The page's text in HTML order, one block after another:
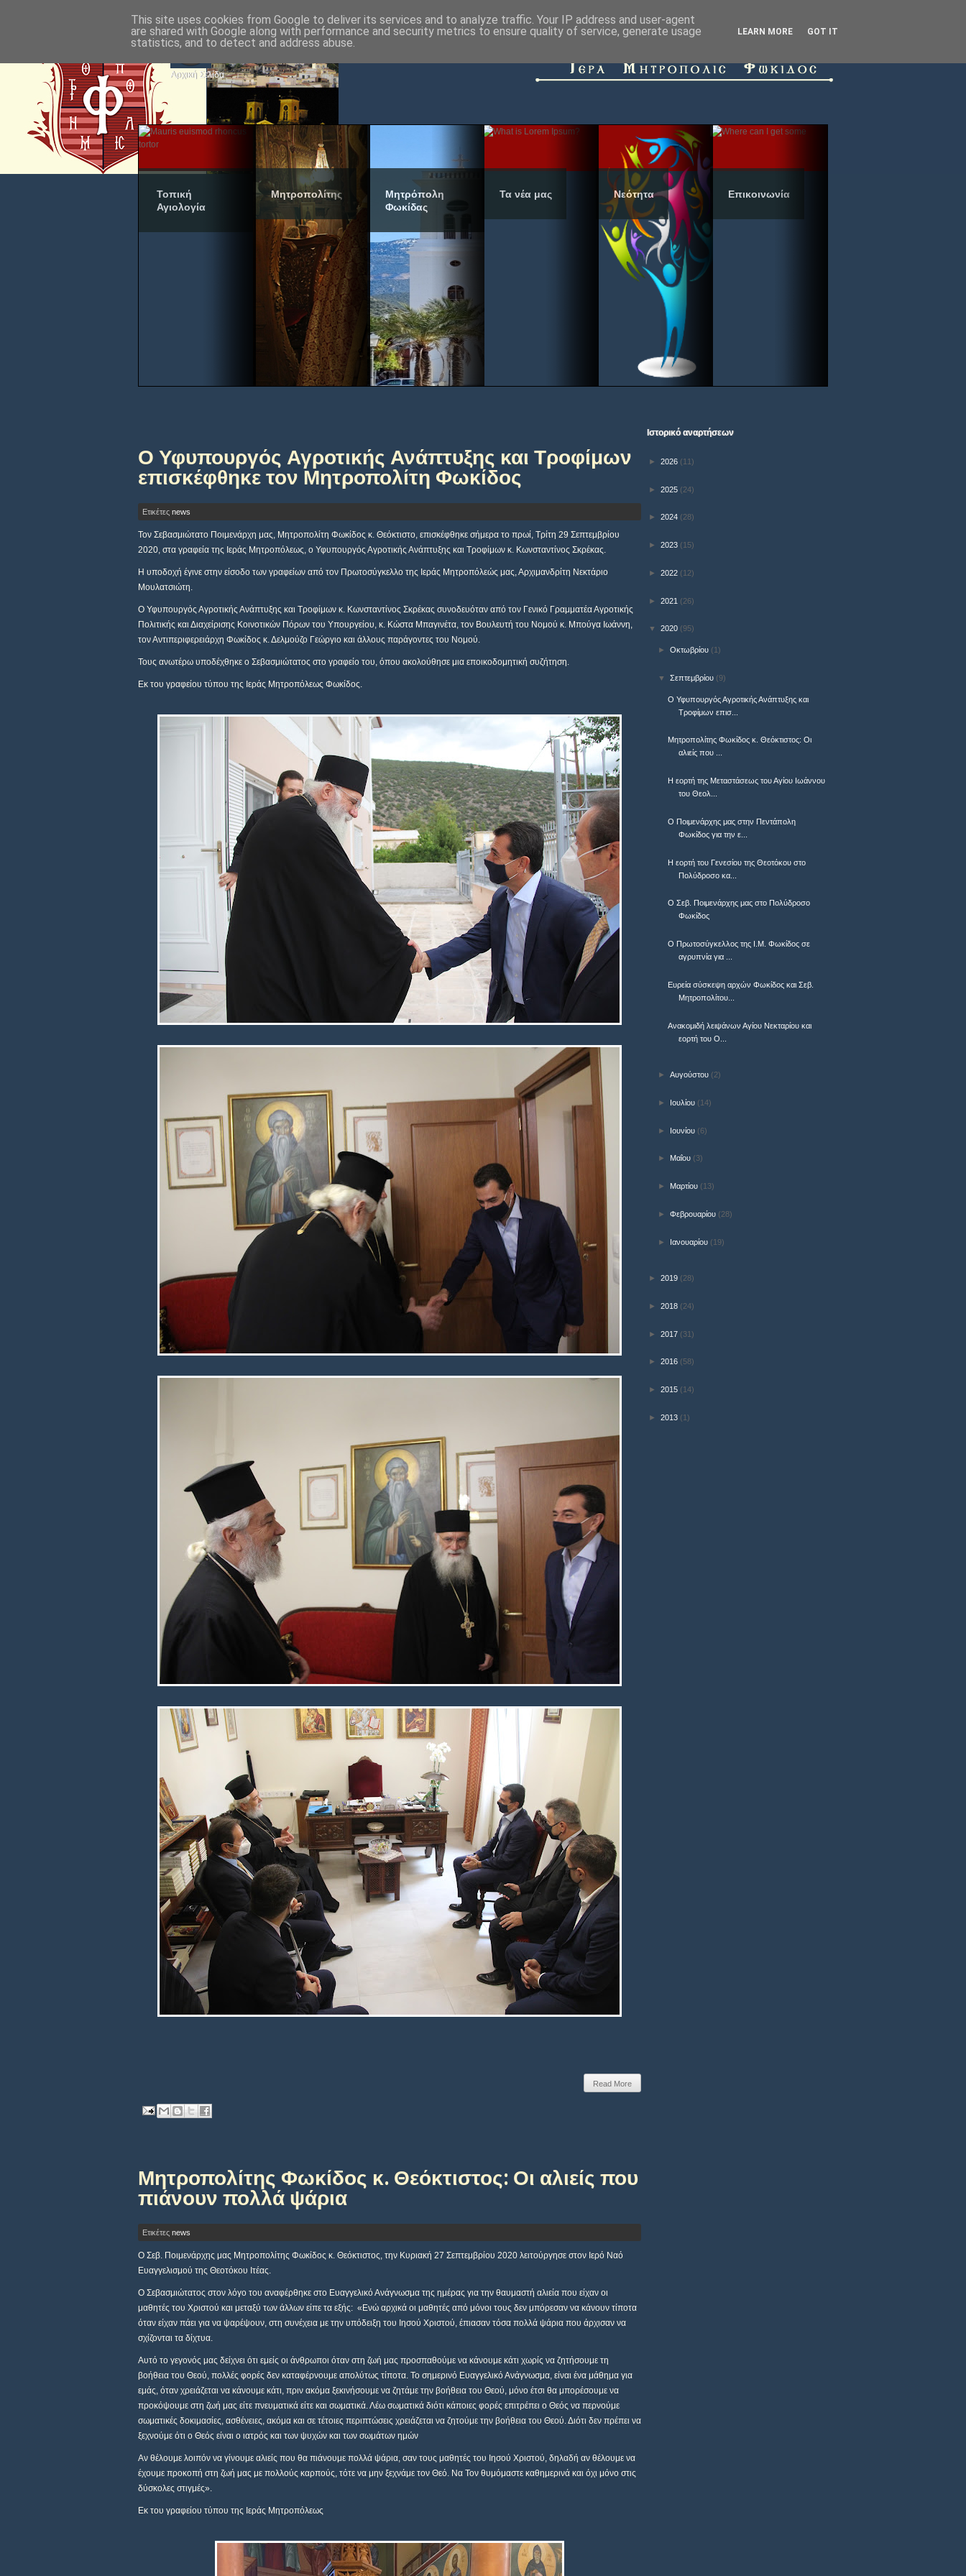
Αρχική Σελίδα
Τοπική
Αγιολογία
Μητροπολίτης
Μητρόπολη
Φωκίδας
Τα νέα μας Νεότητα Επικοινωνία
Ο Υφυπουργός Αγροτικής Ανάπτυξης και Τροφίμων
επισκέφθηκε τον Μητροπολίτη Φωκίδος
Ετικέτες news
Τον Σεβασμιώτατο Ποιμενάρχη μας, Μητροπολίτη Φωκίδος κ. Θεόκτιστο, επισκέφθηκε σήμερα το πρωί, Τρίτη 29 Σεπτεμβρίου
2020, στα γραφεία της Ιεράς Μητροπόλεως, ο Υφυπουργός Αγροτικής Ανάπτυξης και Τροφίμων κ. Κωνσταντίνος Σκρέκας.
Η υποδοχή έγινε στην είσοδο των γραφείων από τον Πρωτοσύγκελλο της Ιεράς Μητροπόλεώς μας, Αρχιμανδρίτη Νεκτάριο
Μουλατσιώτη.
Ο Υφυπουργός Αγροτικής Ανάπτυξης και Τροφίμων κ. Κωνσταντίνος Σκρέκας συνοδευόταν από τον Γενικό Γραμματέα Αγροτικής
Πολιτικής και Διαχείρισης Κοινοτικών Πόρων του Υπουργείου, κ. Κώστα Μπαγινέτα, τον Βουλευτή του Νομού κ. Μπούγα Ιωάννη,
τον Αντιπεριφερειάρχη Φωκίδος κ. Δελμούζο Γεώργιο και άλλους παράγοντες του Νομού.
Τους ανωτέρω υποδέχθηκε ο Σεβασμιώτατος στο γραφείο του, όπου ακολούθησε μια εποικοδομητική συζήτηση.
Εκ του γραφείου τύπου της Ιεράς Μητροπόλεως Φωκίδος.
Read More
Μητροπολίτης Φωκίδος κ. Θεόκτιστος: Οι αλιείς που
πιάνουν πολλά ψάρια
Ετικέτες news
Ο Σεβ. Ποιμενάρχης μας Μητροπολίτης Φωκίδος κ. Θεόκτιστος, την Κυριακή 27 Σεπτεμβρίου 2020 λειτούργησε στον Ιερό Ναό
Ευαγγελισμού της Θεοτόκου Ιτέας.
Ο Σεβασμιώτατος στον λόγο του αναφέρθηκε στο Ευαγγελικό Ανάγνωσμα της ημέρας για την θαυμαστή αλιεία που είχαν οι
μαθητές του Χριστού και μεταξύ των άλλων είπε τα εξής: «Ενώ αρχικά οι μαθητές από μόνοι τους δεν μπόρεσαν να κάνουν τίποτα
όταν είχαν πάει για να ψαρέψουν, στη συνέχεια με την υπόδειξη του Ιησού Χριστού, έπιασαν τόσα πολλά ψάρια που άρχισαν να
σχίζονται τα δίχτυα.
Αυτό το γεγονός μας δείχνει ότι εμείς οι άνθρωποι όταν στη ζωή μας προσπαθούμε να κάνουμε κάτι χωρίς να ζητήσουμε τη
βοήθεια του Θεού, πολλές φορές δεν καταφέρνουμε απολύτως τίποτα. Το σημερινό Ευαγγελικό Ανάγνωσμα, είναι ένα μάθημα για
εμάς, όταν χρειάζεται να κάνουμε κάτι, πριν ακόμα ξεκινήσουμε να ζητάμε την βοήθεια του Θεού, μόνο έτσι θα μπορέσουμε να
προκόψουμε στη ζωή μας είτε πνευματικά είτε και σωματικά. Λέω σωματικά διότι κάποιες φορές επιτρέπει ο Θεός να περνούμε
σωματικές δοκιμασίες, ασθένειες, ακόμα και σε τέτοιες περιπτώσεις χρειάζεται να ζητούμε την βοήθεια του Θεού. Διότι δεν πρέπει να
ξεχνούμε ότι ο Θεός είναι ο ιατρός και των ψυχών και των σωμάτων ημών
Αν θέλουμε λοιπόν να γίνουμε αλιείς που θα πιάνουμε πολλά ψάρια, σαν τους μαθητές του Ιησού Χριστού, δηλαδή αν θέλουμε να
έχουμε προκοπή στη ζωή μας με πολλούς καρπούς, τότε να μην ξεχνάμε τον Θεό. Να Τον θυμόμαστε καθημερινά και όχι μόνο στις
δύσκολες στιγμές».
Εκ του γραφείου τύπου της Ιεράς Μητροπόλεως
Ιστορικό αναρτήσεων
► 2026 (11)
► 2025 (24)
► 2024 (28)
► 2023 (15)
► 2022 (12)
► 2021 (26)
▼ 2020 (95)
►Οκτωβρίου (1)
▼Σεπτεμβρίου (9)
Ο Υφυπουργός Αγροτικής Ανάπτυξης και
Τροφίμων επισ...
Μητροπολίτης Φωκίδος κ. Θεόκτιστος: Οι
αλιείς που ...
Η εορτή της Μεταστάσεως του Αγίου Ιωάννου
του Θεολ...
Ο Ποιμενάρχης μας στην Πεντάπολη
Φωκίδος για την ε...
Η εορτή του Γενεσίου της Θεοτόκου στο
Πολύδροσο κα...
Ο Σεβ. Ποιμενάρχης μας στο Πολύδροσο
Φωκίδος
Ο Πρωτοσύγκελλος της Ι.Μ. Φωκίδος σε
αγρυπνία για ...
Ευρεία σύσκεψη αρχών Φωκίδος και Σεβ.
Μητροπολίτου...
Ανακομιδή λειψάνων Αγίου Νεκταρίου και
εορτή του Ο...
►Αυγούστου (2)
► Ιουλίου (14)
► Ιουνίου (6)
► Μαΐου (3)
► Μαρτίου (13)
►Φεβρουαρίου (28)
► Ιανουαρίου (19)
► 2019 (28)
► 2018 (24)
► 2017 (31)
► 2016 (58)
► 2015 (14)
► 2013 (1)
This site uses cookies from Google to deliver its services and to analyze traffic. Your IP address and user-agent
are shared with Google along with performance and security metrics to ensure quality of service, generate usage
statistics, and to detect and address abuse.
LEARN MORE GOT IT